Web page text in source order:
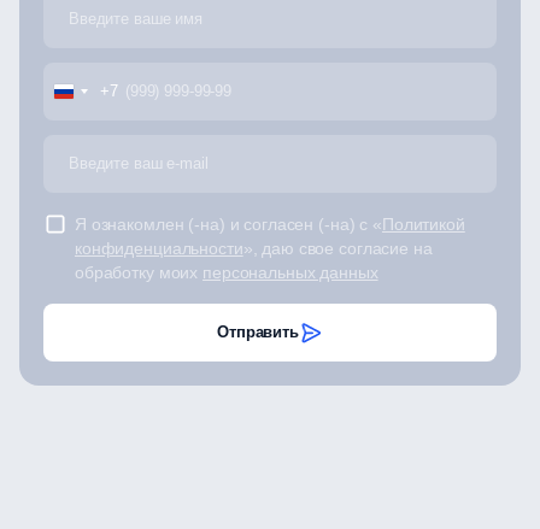
+7
Я ознакомлен (-на) и согласен (-на) с «Политикой
конфиденциальности», даю свое согласие на
обработку моих персональных данных
Отправить